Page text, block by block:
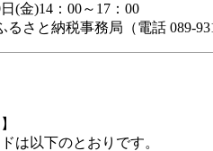
(金)14：00～17：00
さと納税事務局（電話 089-
は以下のとおりです。